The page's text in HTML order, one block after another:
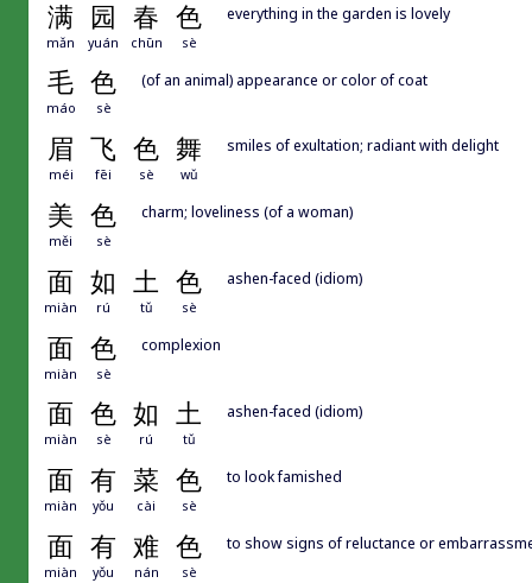
满 园 春 色
mǎn yuán chūn sè
everything in the garden is lovely
毛 色
máo sè
(of an animal) appearance or color of coat
眉 飞 色 舞
méi fēi sè wǔ
smiles of exultation; radiant with delight
美 色
měi sè
charm; loveliness (of a woman)
面 如 土 色
miàn rú tǔ sè
ashen-faced (idiom)
面 色
miàn sè
complexion
面 色 如 土
miàn sè rú tǔ
ashen-faced (idiom)
面 有 菜 色
miàn yǒu cài sè
to look famished
面 有 难 色
miàn yǒu nán sè
to show signs of reluctance or